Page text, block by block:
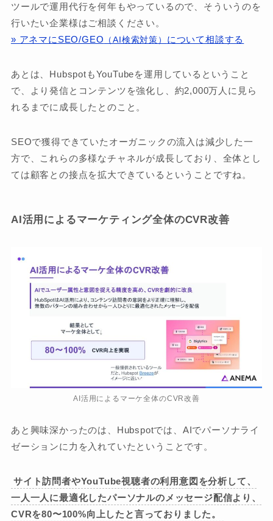
ツールで運用代行を何年もやっているので、そういうのを
行いたい企業様はご相談ください。
» アネマにSEO/GEO （AI検索対策） について相談する
あとは、HubspotもYouTubeを運用しているということ
で、より発信とコンテンツを強化し、約2,000万人に見ら
れるまでに成長したとのこと。
SEOで獲得できていたオーガニックの流入は減少した一
方で、これらの多様なチャネルが成長しており、全体とし
ては顧客との接点を拡大できているということですね。
AI活用によるマーケティング全体のCVR改善
AI活用によるマーケ全体のCVR改善
あと興味深かったのは、Hubspotでは、AIでパーソナライ
ゼーションに力を入れていたということです。
サイト訪問者やYouTube視聴者の利用意図を分析して、
一人一人に最適化したパーソナルのメッセージ配信より、
CVRを80〜100%向上したと言っておりました。